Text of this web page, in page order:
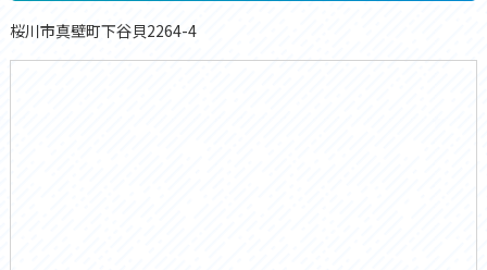
桜川市真壁町下谷貝2264-4